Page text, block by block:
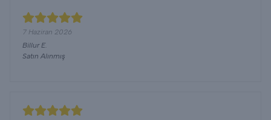
7 Haziran 2026
Billur E.
Satın Alınmış